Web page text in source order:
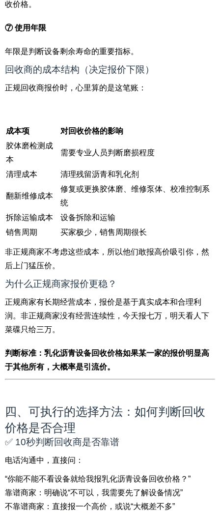
收价格。
⑦ 使用年限
年限是判断设备剩余寿命的重要指标。
回收商的成本结构（决定报价下限）
正规回收商报价时，心里算的是这笔账：
成本项
对回收价格的影响
胶体磨检测成
本
需要专业人员判断磨损程度
清理成本 清理残留沥青和乳化剂
翻新维修成本
修复或更换胶体磨、维修泵体、校准控制系
统
拆除运输成本
设备拆除和运输
销售周期
买家极少，销售周期很长
非正规商家不考虑这些成本，所以他们敢报高价吸引你，然
后上门猛压价。
为什么正规商家报价更稳？
正规商家有长期经营成本，报价是基于真实成本和合理利
润。非正规商家没有经营连续性，今天报七万，明天看人下
菜碟只给三万。
判断标准：乳化沥青设备回收价格如果某一家的报价明显高
于其他所有，大概率是引流价。
四、可执行的选择方法：如何判断回收
价格是否合理
✅ 10秒判断回收商是否靠谱
电话沟通中，直接问：
“你能不能不看设备就给我报乳化沥青设备回收价格？”
靠谱商家：明确说“不可以，我需要先了解设备情况”
不靠谱商家：直接报一个高价，或说“大概差不多”